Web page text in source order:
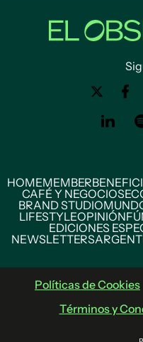
HOMEMEMBER
CAFÉ Y NEGOCIOS
BRAND STUDIO
LIFESTYLEOPINIÓN
EDICIONES
NEWSLETTERS
Políticas de Cookies
Términos y